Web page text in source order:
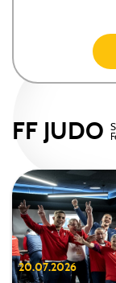
FF JUDO
20.07.2026